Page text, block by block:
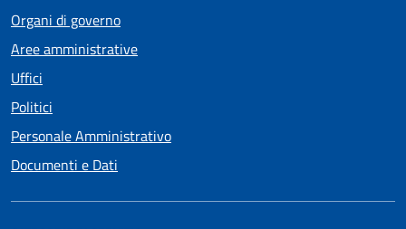
Organi di governo
Aree amministrative
Uffici
Politici
Personale Amministrativo
Documenti e Dati